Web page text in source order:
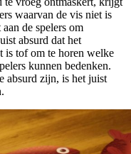
waarvan de vis niet is
de spelers om
absurd dat het
is tof om te horen welke
kunnen bedenken.
absurd zijn, is het juist